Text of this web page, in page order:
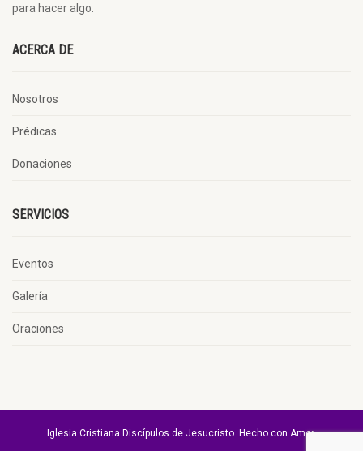
para hacer algo.
ACERCA DE
Nosotros
Prédicas
Donaciones
SERVICIOS
Eventos
Galería
Oraciones
Iglesia Cristiana Discípulos de Jesucristo. Hecho con Amor.